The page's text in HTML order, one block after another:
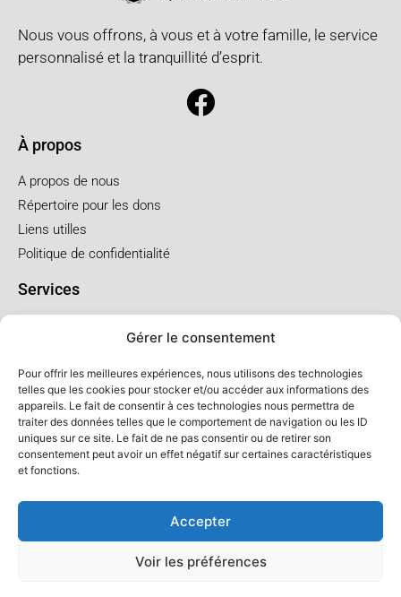
Gérer le consentement
Pour offrir les meilleures expériences, nous utilisons des technologies
telles que les cookies pour stocker et/ou accéder aux informations des
appareils. Le fait de consentir à ces technologies nous permettra de
traiter des données telles que le comportement de navigation ou les ID
uniques sur ce site. Le fait de ne pas consentir ou de retirer son
consentement peut avoir un effet négatif sur certaines caractéristiques
et fonctions.
Accepter
Voir les préférences
Nous vous offrons, à vous et à votre famille, le service
personnalisé et la tranquillité d’esprit.
À propos
A propos de nous
Répertoire pour les dons
Liens utilles
Politique de confidentialité
Services
Funérailles au salon
Forfaits et prix
Forfait crémation
Forfait service à l'église